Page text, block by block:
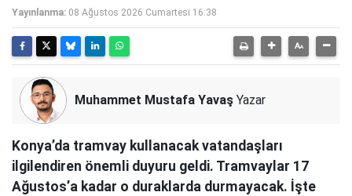
Yayınlanma: 08 Ağustos 2026 Cumartesi 16:38
Muhammet Mustafa Yavaş Yazar
Konya’da tramvay kullanacak vatandaşları
ilgilendiren önemli duyuru geldi. Tramvaylar 17
Ağustos’a kadar o duraklarda durmayacak. İşte